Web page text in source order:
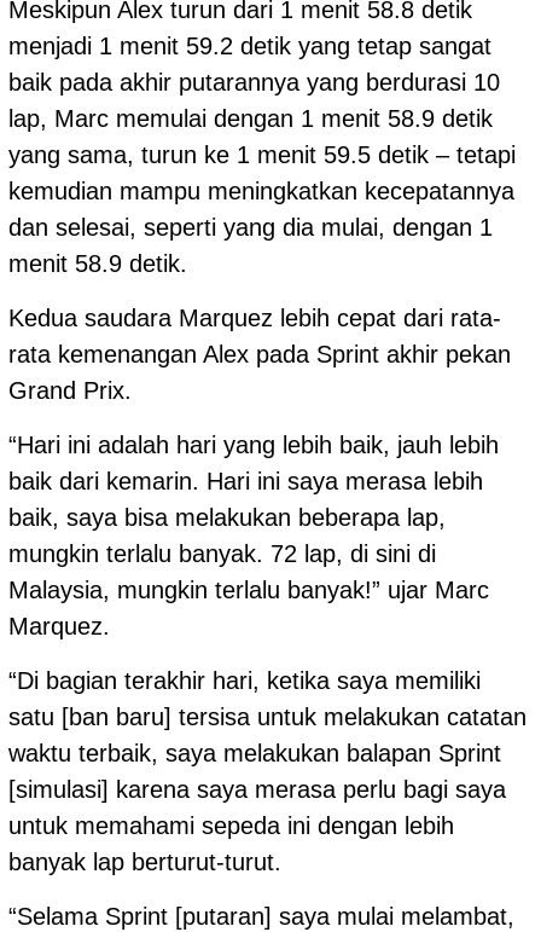
Meskipun Alex turun dari 1 menit 58.8 detik
menjadi 1 menit 59.2 detik yang tetap sangat
baik pada akhir putarannya yang berdurasi 10
lap, Marc memulai dengan 1 menit 58.9 detik
yang sama, turun ke 1 menit 59.5 detik – tetapi
kemudian mampu meningkatkan kecepatannya
dan selesai, seperti yang dia mulai, dengan 1
menit 58.9 detik.
Kedua saudara Marquez lebih cepat dari rata-
rata kemenangan Alex pada Sprint akhir pekan
Grand Prix.
“Hari ini adalah hari yang lebih baik, jauh lebih
baik dari kemarin. Hari ini saya merasa lebih
baik, saya bisa melakukan beberapa lap,
mungkin terlalu banyak. 72 lap, di sini di
Malaysia, mungkin terlalu banyak!” ujar Marc
Marquez.
“Di bagian terakhir hari, ketika saya memiliki
satu [ban baru] tersisa untuk melakukan catatan
waktu terbaik, saya melakukan balapan Sprint
[simulasi] karena saya merasa perlu bagi saya
untuk memahami sepeda ini dengan lebih
banyak lap berturut-turut.
“Selama Sprint [putaran] saya mulai melambat,